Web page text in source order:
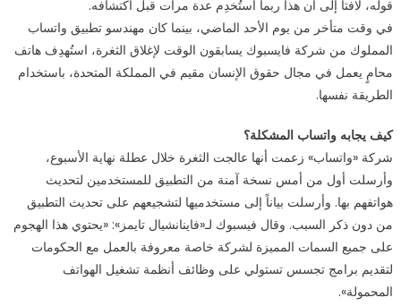
قوله، لافتاً إلى أن هذا ربما استُخدِم عدة مرات قبل اكتشافه.
في وقت متأخر من يوم الأحد الماضي، بينما كان مهندسو تطبيق واتساب
المملوك من شركة فايسبوك يسابقون الوقت لإغلاق الثغرة، استُهدِف هاتف
محامٍ يعمل في مجال حقوق الإنسان مقيم في المملكة المتحدة، باستخدام
الطريقة نفسها.
كيف يجابه واتساب المشكلة؟
شركة «واتساب» زعمت أنها عالجت الثغرة خلال عطلة نهاية الأسبوع،
وأرسلت أول من أمس نسخة آمنة من التطبيق للمستخدمين لتحديث
هواتفهم بها. وأرسلت بياناً إلى مستخدميها لتشجيعهم على تحديث التطبيق
من دون ذكر السبب. وقال فيسبوك لـ«فاينانشيال تايمز»: «يحتوي هذا الهجوم
على جميع السمات المميزة لشركة خاصة معروفة بالعمل مع الحكومات
لتقديم برامج تجسس تستولي على وظائف أنظمة تشغيل الهواتف
المحمولة».